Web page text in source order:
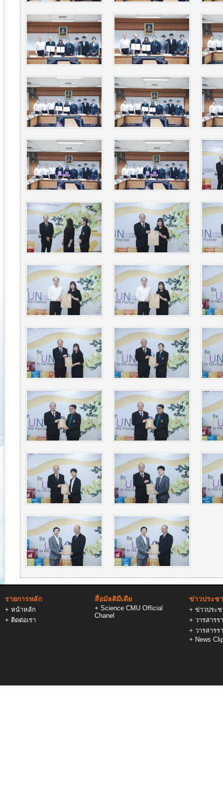
รายการหลัก
+ หน้าหลัก
+ ติดต่อเรา
สื่อมัลติมีเดีย
+ Science CMU Official
Chanel
ข่าวประช
+ ข่าวประ
+ วารสารร
+ วารสารร
+ News